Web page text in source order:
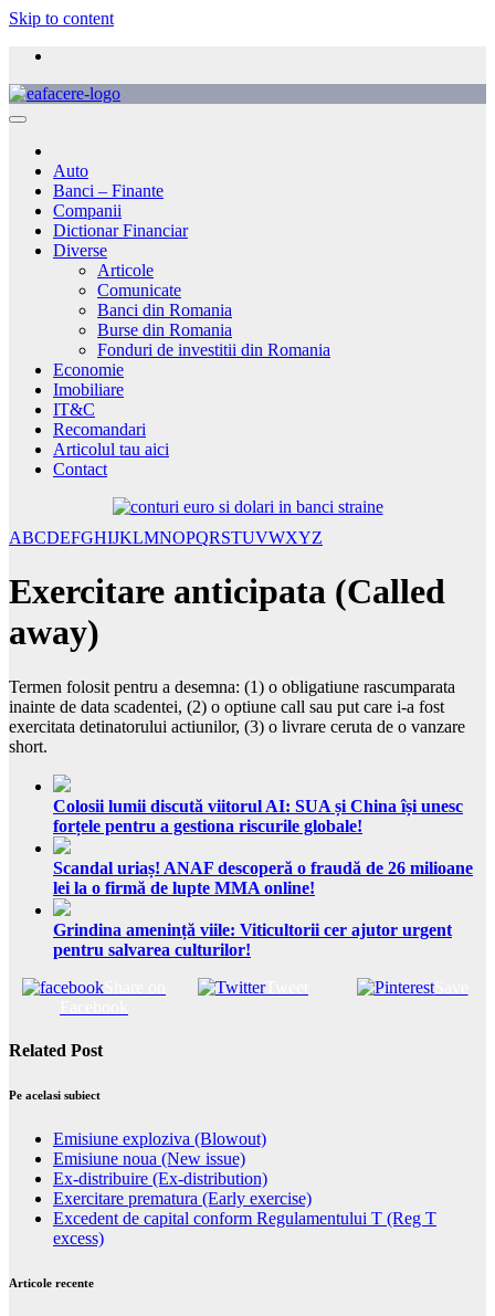
Skip to content
Auto
Banci – Finante
Companii
Dictionar Financiar
Diverse
Articole
Comunicate
Banci din Romania
Burse din Romania
Fonduri de investitii din Romania
Economie
Imobiliare
IT&C
Recomandari
Articolul tau aici
Contact
ABCDEFGHIJKLMNOPQRSTUVWXYZ
Exercitare anticipata (Called
away)
Termen folosit pentru a desemna: (1) o obligatiune rascumparata
inainte de data scadentei, (2) o optiune call sau put care i-a fost
exercitata detinatorului actiunilor, (3) o livrare ceruta de o vanzare
short.
Colosii lumii discută viitorul AI: SUA și China își unesc
forțele pentru a gestiona riscurile globale!
Scandal uriaș! ANAF descoperă o fraudă de 26 milioane
lei la o firmă de lupte MMA online!
Grindina amenință viile: Viticultorii cer ajutor urgent
pentru salvarea culturilor!
Tweet Save
Related Post
Pe acelasi subiect
Emisiune exploziva (Blowout)
Emisiune noua (New issue)
Ex-distribuire (Ex-distribution)
Exercitare prematura (Early exercise)
Excedent de capital conform Regulamentului T (Reg T
excess)
Articole recente